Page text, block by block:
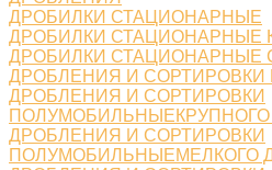
ДРОБИЛКИ СТАЦИОНАРНЫЕ
ДРОБИЛКИ СТАЦИОНАРНЫЕ
ДРОБИЛКИ СТАЦИОНАРНЫЕ
ДРОБЛЕНИЯ И
ДРОБЛЕНИЯ И СОРТИРОВКИ
ДРОБЛЕНИЯ И СОРТИРОВКИ
ПОЛУМОБИЛЬНЫЕМЕЛКОГО